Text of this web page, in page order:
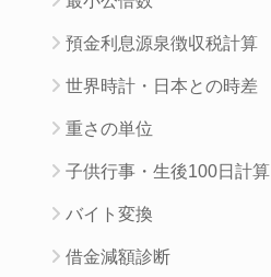
預金利息源泉徴収税計算
世界時計・日本との時差
重さの単位
子供行事・生後100日計算
バイト変換
借金減額診断